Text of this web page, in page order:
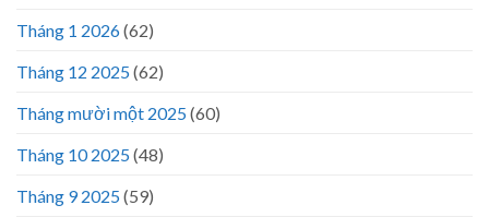
Tháng 1 2026(62)
Tháng 12 2025(62)
Tháng mười một 2025(60)
Tháng 10 2025(48)
Tháng 9 2025(59)